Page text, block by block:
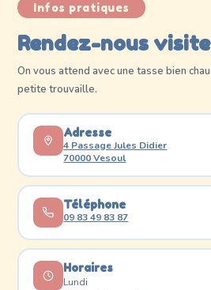
Infos pratiques
Rendez-nous
On vous attend avec une tasse bien
petite trouvaille.
Adresse
4 Passage Jules Didier
70000 Vesoul
Téléphone
09 83 49 83 87
Horaires
Lundi